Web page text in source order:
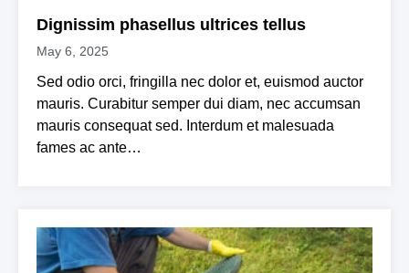
Dignissim phasellus ultrices tellus
May 6, 2025
Sed odio orci, fringilla nec dolor et, euismod auctor
mauris. Curabitur semper dui diam, nec accumsan
mauris consequat sed. Interdum et malesuada
fames ac ante…